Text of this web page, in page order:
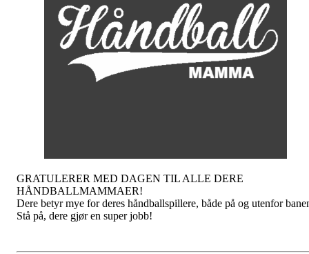
GRATULERER MED DAGEN TIL ALLE DERE
HÅNDBALLMAMMAER!
Dere betyr mye for deres håndballspillere, både på og utenfor
Stå på, dere gjør en super jobb!